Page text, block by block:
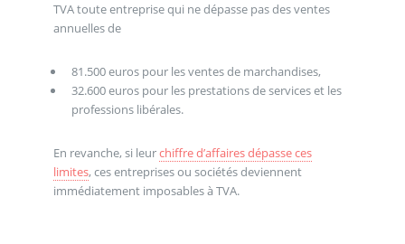
TVA toute entreprise qui ne dépasse pas des ventes
annuelles de
81.500 euros pour les ventes de marchandises,
32.600 euros pour les prestations de services et les
professions libérales.
En revanche, si leurchiffre d’affaires dépasse ces
limites, ces entreprises ou sociétés deviennent
immédiatement imposables à TVA.